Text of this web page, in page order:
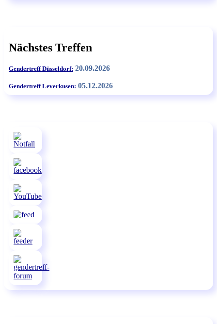
Nächstes Treffen
Gendertreff Düsseldorf: 20.09.2026
Gendertreff Leverkusen: 05.12.2026